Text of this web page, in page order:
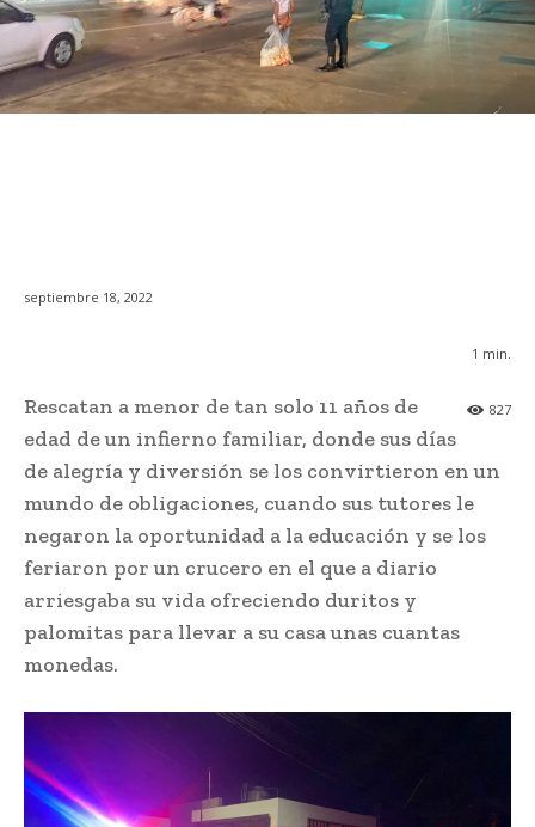
septiembre 18, 2022
1 min.
827
Rescatan a menor de tan solo 11 años de
edad de un infierno familiar, donde sus días
de alegría y diversión se los convirtieron en un
mundo de obligaciones, cuando sus tutores le
negaron la oportunidad a la educación y se los
feriaron por un crucero en el que a diario
arriesgaba su vida ofreciendo duritos y
palomitas para llevar a su casa unas cuantas
monedas.